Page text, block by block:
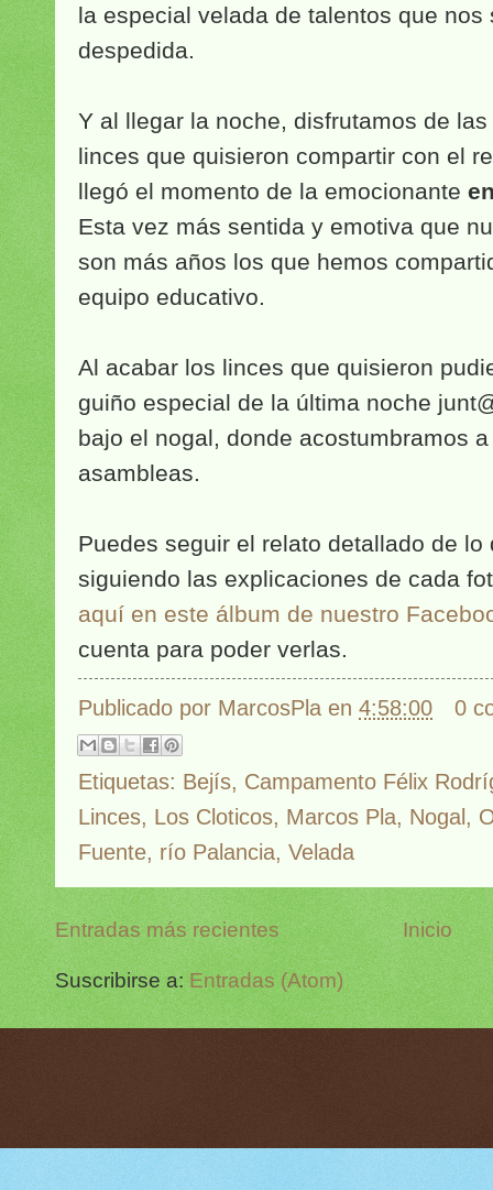
la especial velada de talentos que nos
despedida.
Y al llegar la noche, disfrutamos de
linces que quisieron compartir con el
llegó el momento de la emocionante
Esta vez más sentida y emotiva que
son más años los que hemos
equipo educativo.
Al acabar los linces que quisieron
guiño especial de la última noche
bajo el nogal, donde acostumbramos
asambleas.
Puedes seguir el relato detallado de
siguiendo las explicaciones de cada
aquí en este álbum de nuestro
cuenta para poder verlas.
Publicado por MarcosPla en 4:58:00 0
Etiquetas: Bejís, Campamento Félix
Linces, Los Cloticos, Marcos Pla, Nogal,
Fuente, río Palancia, Velada
Entradas más recientes Inicio
Suscribirse a:Entradas (Atom)